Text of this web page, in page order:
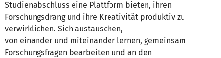
Studienabschluss eine Plattform bieten, ihren
Forschungsdrang und ihre Kreativität produktiv zu
verwirklichen. Sich austauschen,
von einander und miteinander lernen, gemeinsam
Forschungsfragen bearbeiten und an den